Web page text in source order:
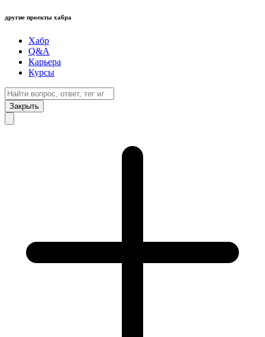
другие проекты хабра
Хабр
Q&A
Карьера
Курсы
Закрыть